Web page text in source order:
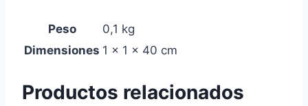
Peso
0,1 kg
Dimensiones 1 × 1 × 40 cm
Productos relacionados